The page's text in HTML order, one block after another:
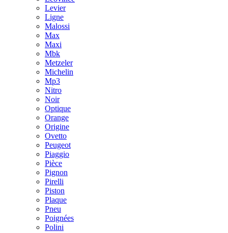
Levier
Ligne
Malossi
Max
Maxi
Mbk
Metzeler
Michelin
Mp3
Nitro
Noir
Optique
Orange
Origine
Ovetto
Peugeot
Piaggio
Pièce
Pignon
Pirelli
Piston
Plaque
Pneu
Poignées
Polini